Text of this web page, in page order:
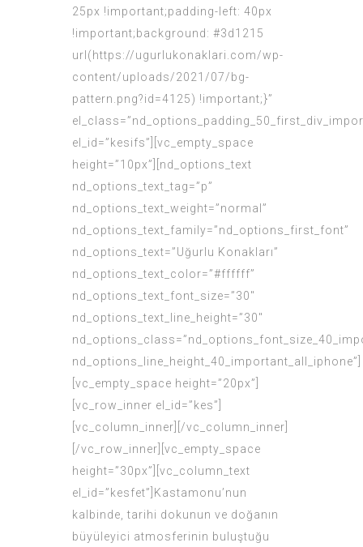
25px !important;padding-left: 40px
!important;background: #3d1215
url(https://ugurlukonaklari.com/wp-
content/uploads/2021/07/bg-
pattern.png?id=4125) !important;}”
el_id=”kesifs”][vc_empty_space
height=”10px”][nd_options_text
nd_options_text_tag=”p”
nd_options_text_weight=”normal”
nd_options_text_family=”nd_options_first_font”
nd_options_text=”Uğurlu Konakları”
nd_options_text_color=”#ffffff”
nd_options_text_font_size=”30″
nd_options_text_line_height=”30″
nd_options_line_height_40_important_all_iphone”]
[vc_empty_space height=”20px”]
[vc_row_inner el_id=”kes”]
[vc_column_inner][/vc_column_inner]
[/vc_row_inner][vc_empty_space
height=”30px”][vc_column_text
el_id=”kesfet”]Kastamonu’nun
kalbinde, tarihi dokunun ve doğanın
büyüleyici atmosferinin buluştuğu